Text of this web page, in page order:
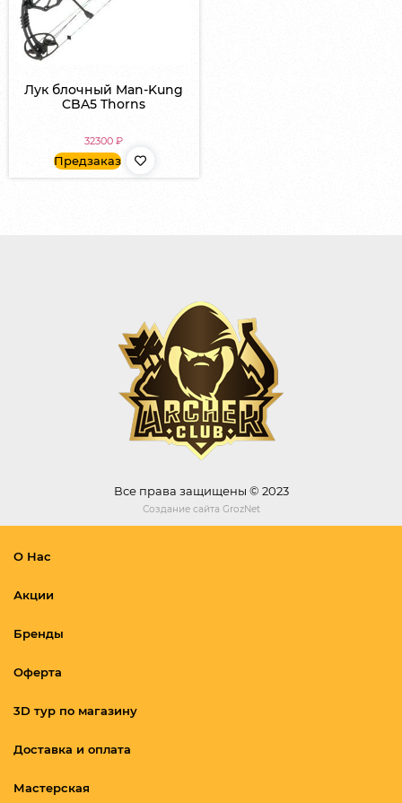
Лук блочный Man-Kung
CBA5 Thorns
32300₽
Предзаказ
Все права защищены © 2023
Создание сайта GrozNet
О Нас
Акции
Бренды
Оферта
3D тур по магазину
Доставка и оплата
Мастерская